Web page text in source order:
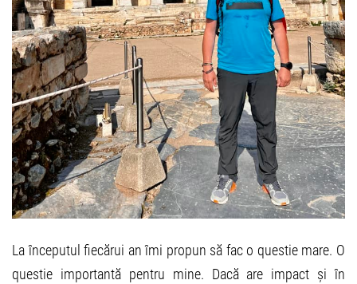
La începutul fiecărui an îmi propun să fac o questie mare. O
questie importantă pentru mine. Dacă are impact și în